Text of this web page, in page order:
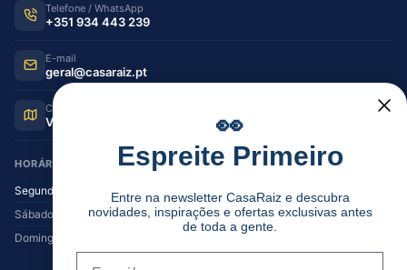
Telefone / WhatsApp
+351 934 443 239
E-mail
geral@casaraiz.pt
Como chegar
Ver no Google Maps
HORÁRIO DE FUNCIONAMENTO
Segunda — Sexta
08:30–12:30 | 14:00–19:30
Sábado
08:30–12:30 | 14:00–17:00
Domingo
👀
Espreite Primeiro
Entre na newsletter CasaRaiz e descubra
novidades, inspirações e ofertas exclusivas antes
de toda a gente.